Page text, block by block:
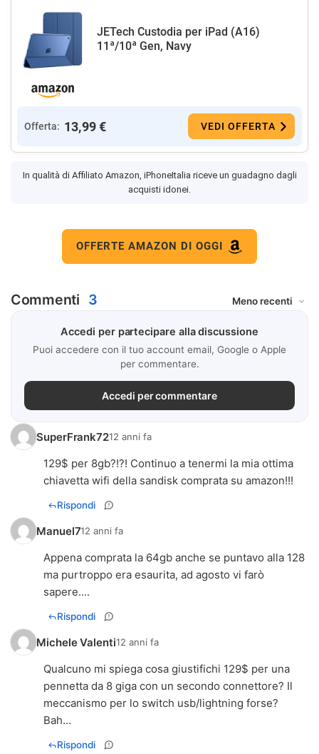
JETech Custodia per iPad (A16)
11ª/10ª Gen, Navy
Offerta: 13,99 € VEDI OFFERTA
In qualità di Affiliato Amazon, iPhoneItalia riceve un guadagno dagli
acquisti idonei.
OFFERTE AMAZON DI OGGI
Commenti 3
Accedi per partecipare alla discussione
Puoi accedere con il tuo account email, Google o Apple
per commentare.
Accedi per commentare
SuperFrank7212 anni fa
129$ per 8gb?!?! Continuo a tenermi la mia ottima
chiavetta wifi della sandisk comprata su amazon!!!
Rispondi
Manuel712 anni fa
Appena comprata la 64gb anche se puntavo alla 128
ma purtroppo era esaurita, ad agosto vi farò
sapere....
Rispondi
Michele Valenti12 anni fa
Qualcuno mi spiega cosa giustifichi 129$ per una
pennetta da 8 giga con un secondo connettore? Il
meccanismo per lo switch usb/lightning forse?
Bah...
Rispondi